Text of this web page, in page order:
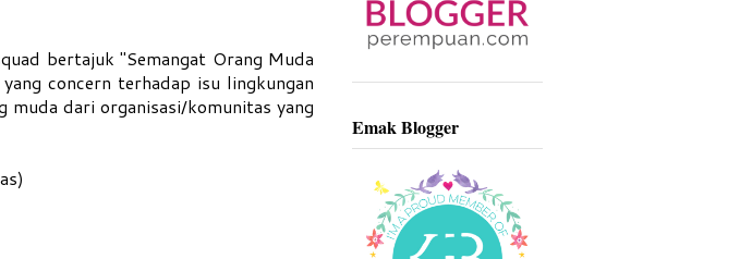
bertajuk "Semangat Orang Muda
concern terhadap isu lingkungan
dari organisasi/komunitas yang
Emak Blogger